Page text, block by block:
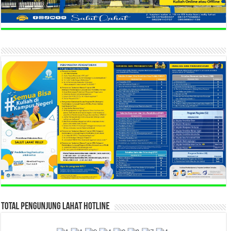
TOTAL PENGUNJUNG LAHAT HOTLINE